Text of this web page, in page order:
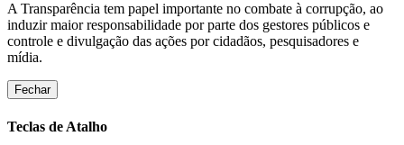
A Transparência tem papel importante no combate à corrupção, ao
induzir maior responsabilidade por parte dos gestores públicos e
controle e divulgação das ações por cidadãos, pesquisadores e
mídia.
Fechar
Teclas de Atalho